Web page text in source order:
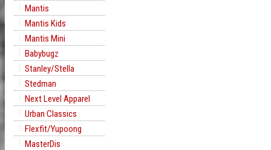
Mantis
Mantis Kids
Mantis Mini
Babybugz
Stanley/Stella
Stedman
Next Level Apparel
Urban Classics
Flexfit/Yupoong
MasterDis